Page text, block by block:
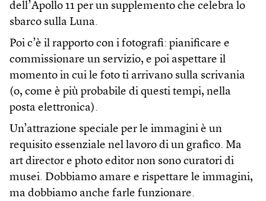
dell’Apollo 11 per un supplemento che celebra lo
sbarco sulla Luna.
Poi c’è il rapporto con i fotografi: pianificare e
commissionare un servizio, e poi aspettare il
momento in cui le foto ti arrivano sulla scrivania
(o, come è più probabile di questi tempi, nella
posta elettronica).
Un’attrazione speciale per le immagini è un
requisito essenziale nel lavoro di un grafico. Ma
art director e photo editor non sono curatori di
musei. Dobbiamo amare e rispettare le immagini,
ma dobbiamo anche farle funzionare.